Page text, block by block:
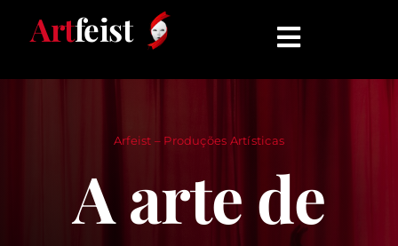
Artfeist
Toggle
ESPETÁCULOS
QUEM SOMOS
Arfeist – Produções Artísticas
A arte de